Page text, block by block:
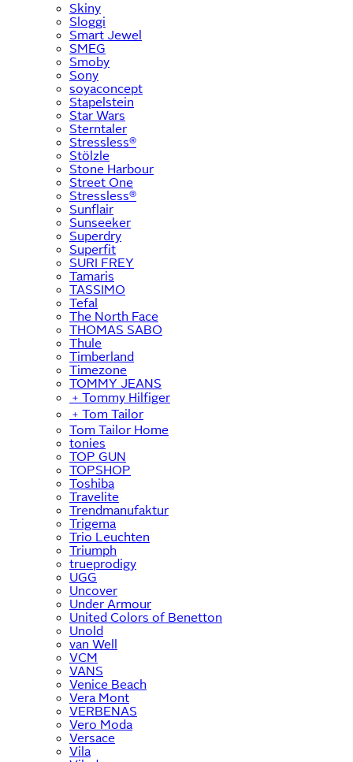
Skiny
Sloggi
Smart Jewel
SMEG
Smoby
Sony
soyaconcept
Stapelstein
Star Wars
Sterntaler
Stressless®
Stölzle
Stone Harbour
Street One
Stressless®
Sunflair
Sunseeker
Superdry
Superfit
SURI FREY
Tamaris
TASSIMO
Tefal
The North Face
THOMAS SABO
Thule
Timberland
Timezone
TOMMY JEANS
﹢ Tommy Hilfiger
﹢ Tom Tailor
Tom Tailor Home
tonies
TOP GUN
TOPSHOP
Toshiba
Travelite
Trendmanufaktur
Trigema
Trio Leuchten
Triumph
trueprodigy
UGG
Uncover
Under Armour
United Colors of Benetton
Unold
van Well
VCM
VANS
Venice Beach
Vera Mont
VERBENAS
Vero Moda
Versace
Vila